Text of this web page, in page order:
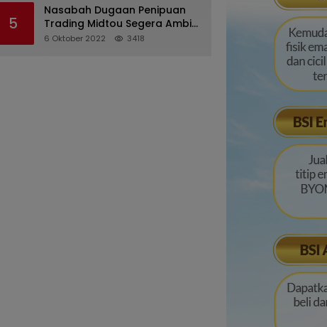
5
Nasabah Dugaan Penipuan
Trading Midtou Segera Ambil
Langkah Hukum
6 Oktober 2022 3418